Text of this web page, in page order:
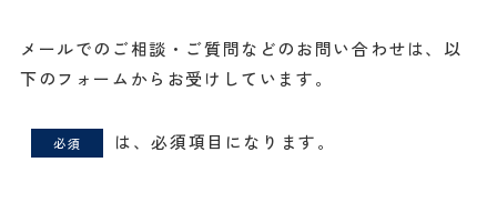
メールでのご相談・ご質問などのお問い合わせは、以
下のフォームからお受けしています。
必須 は、必須項目になります。